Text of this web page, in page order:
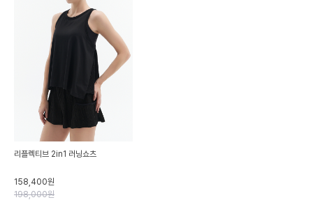
리플렉티브 2in1 러닝쇼츠
158,400원
198,000원